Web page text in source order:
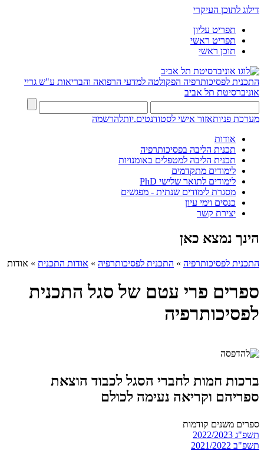
דילוג לתוכן העיקרי
תפריט עליון
תפריט ראשי
תוכן ראשי
התכנית לפסיכותרפיה הפקולטה למדעי הרפואה והבריאות ע"ש גריי
אוניברסיטת תל אביב
מערכת פניותאזור אישי לסטודנטים.יותלהרשמה
אודות
תכנית הליבה בפסיכותרפיה
תכנית הליבה למטפלים באומנויות
לימודים מתקדמים
לימודים לתואר שלישי PhD
מסגרת לימודים שנתית - מפגשים
כנסים וימי עיון
יצירת קשר
הינך נמצא כאן
התכנית לפסיכותרפיה » התכנית לפסיכותרפיה » אודות התכנית » אודות
ספרים פרי עטם של סגל התכנית
לפסיכותרפיה
ברכות חמות לחברי הסגל לכבוד הוצאת
ספריהם וקריאה נעימה לכולם
ספרים משנים קודמות
תשפ"ג 2022/2023
תשפ"ב 2021/2022